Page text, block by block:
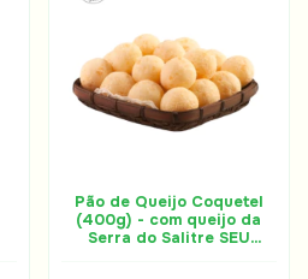
Pão de Queijo Coquetel
(400g) - com queijo da
Serra do Salitre SEU